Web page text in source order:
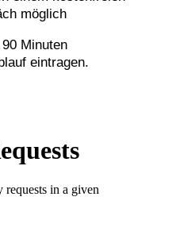
möglich
Minuten
eintragen.